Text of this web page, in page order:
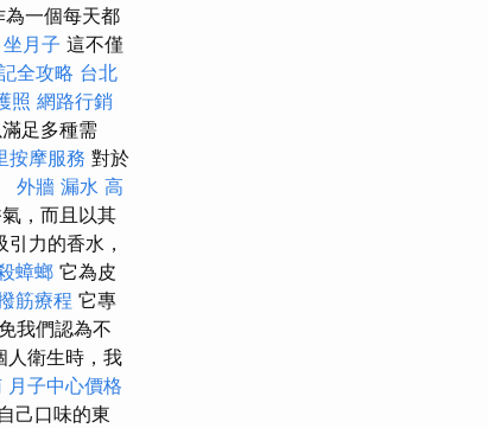
一個每天都
坐月子 這不僅
全攻略 台北
照 網路行銷
足多種需
按摩服務 對於
外牆 漏水 高
，而且以其
力的香水，
蟑螂 它為皮
筋療程 它專
我們認為不
人衛生時，我
月子中心價格
己口味的東